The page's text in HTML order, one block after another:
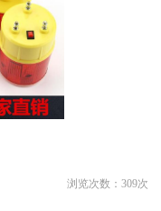
浏览次数： 309次